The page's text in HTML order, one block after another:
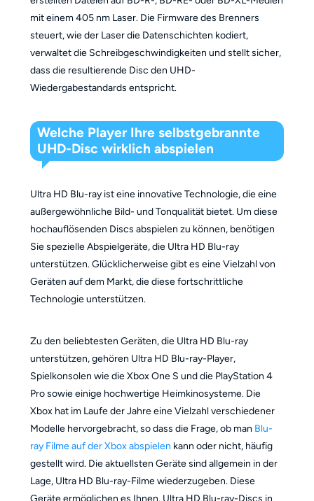
mit einem 405 nm Laser. Die Firmware des Brenners
steuert, wie der Laser die Datenschichten kodiert,
verwaltet die Schreibgeschwindigkeiten und stellt sicher,
dass die resultierende Disc den UHD-
Wiedergabestandards entspricht.
Welche Player Ihre selbstgebrannte
UHD-Disc wirklich abspielen
Ultra HD Blu-ray ist eine innovative Technologie, die eine
außergewöhnliche Bild- und Tonqualität bietet. Um diese
hochauflösenden Discs abspielen zu können, benötigen
Sie spezielle Abspielgeräte, die Ultra HD Blu-ray
unterstützen. Glücklicherweise gibt es eine Vielzahl von
Geräten auf dem Markt, die diese fortschrittliche
Technologie unterstützen.
Zu den beliebtesten Geräten, die Ultra HD Blu-ray
unterstützen, gehören Ultra HD Blu-ray-Player,
Spielkonsolen wie die Xbox One S und die PlayStation 4
Pro sowie einige hochwertige Heimkinosysteme. Die
Xbox hat im Laufe der Jahre eine Vielzahl verschiedener
Modelle hervorgebracht, so dass die Frage, ob man Blu-
ray Filme auf der Xbox abspielen kann oder nicht, häufig
gestellt wird. Die aktuellsten Geräte sind allgemein in der
Lage, Ultra HD Blu-ray-Filme wiederzugeben. Diese
Geräte ermöglichen es Ihnen, Ultra HD Blu-ray-Discs in